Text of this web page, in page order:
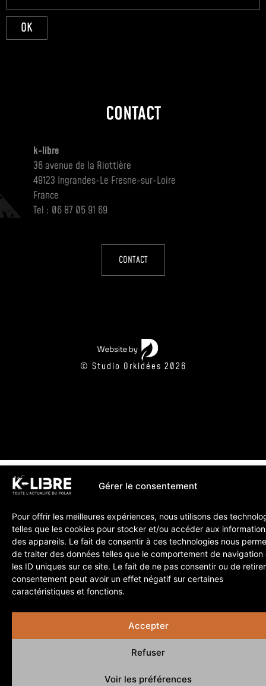
Gérer le consentement
Pour offrir les meilleures expériences, nous utilisons des
telles que les cookies pour stocker et/ou accéder aux
des appareils. Le fait de consentir à ces technologies nous
de traiter des données telles que le comportement de navigation
les ID uniques sur ce site. Le fait de ne pas consentir ou de
consentement peut avoir un effet négatif sur certaines
caractéristiques et fonctions.
Accepter
Refuser
Voir les préférences
OK
CONTACT
k-libre
36 avenue de la Riottière
49123 Ingrandes-Le Fresne-sur-Loire
France
Tel : 06 87 05 91 69
CONTACT
© Studio Orkidées 2026